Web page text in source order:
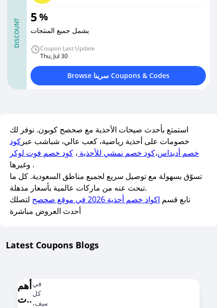
DISCOUNT
5%
يشمل جميع المنتجات
Coupon Last Update
Thu, Jul 30
Browse سرينا Coupons & Codes
استمتع بأحدث صيحات الأحذية مع صحصح كوبون. نوفر لك
خصومات على أحذية رياضية، كعب عالي، شباشب عبر كود
خصم أديداس،كود خصم نمشي للأحذية ، كود خصم فوت لوكر
وغيرها .
تسوّق بسهولة مع توصيل سريع لجميع مناطق السعودية. كل ما
تبحث عنه من ماركات عالمية بأسعار مذهلة.
تابع قسم اكواد خصم أحذية 2026 في موقع صحصح
لتصلك
أحدث العروض مباشرة
Latest Coupons Blogs
أهم
ترندات
في
كل
صيف،